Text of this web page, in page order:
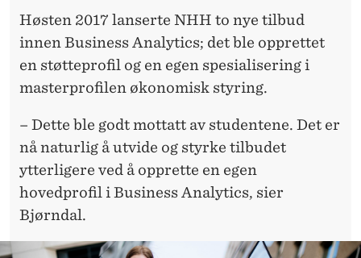
Høsten 2017 lanserte NHH to nye tilbud
innen Business Analytics; det ble opprettet
en støtteprofil og en egen spesialisering i
masterprofilen økonomisk styring.
– Dette ble godt mottatt av studentene. Det er
nå naturlig å utvide og styrke tilbudet
ytterligere ved å opprette en egen
hovedprofil i Business Analytics, sier
Bjørndal.